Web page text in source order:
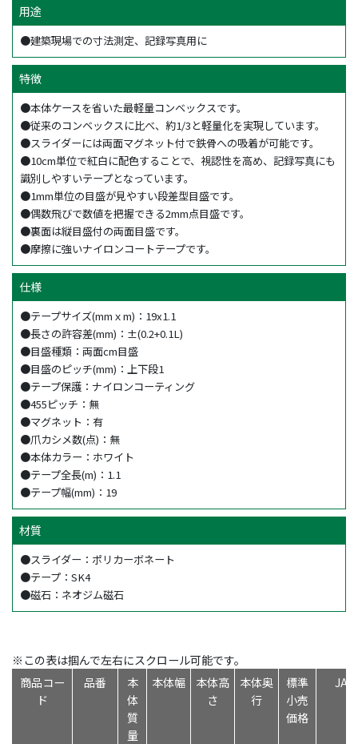
用途
●建築現場での寸法測定、記録写真用に
特徴
●本体ケースを省いた最軽量コンベックスです。
●従来のコンベックスに比べ、約1/3と軽量化を実現しています。
●スライダーには両面マグネット付で鉄骨への吸着が可能です。
●10cm単位で紅白に配色することで、視認性を高め、記録写真にも
識別しやすいテープとなっています。
●1mm単位の目盛が見やすい段差型目盛です。
●偶数飛びで数値を把握できる2mm点目盛です。
●裏面は縦目盛付の両面目盛です。
●摩擦に強いナイロンコートテープです。
仕様
●テープサイズ(mmｘm)：19x1.1
●長さの許容差(mm)：±(0.2+0.1L)
●目盛種類：両面cm目盛
●目盛のピッチ(mm)：上下段1
●テープ保護：ナイロンコーティング
●455ピッチ：無
●マグネット：有
●爪カシメ数(点)：無
●本体カラー：ホワイト
●テープ全長(m)：1.1
●テープ幅(mm)：19
材質
●スライダー：ポリカーボネート
●テープ：SK4
●磁石：ネオジム磁石
※この表は掴んで左右にスクロール可能です。
商品コー
ド
品番
本
体
質
量
本体幅
本体高
さ
本体奥
行
標準
小売
価格